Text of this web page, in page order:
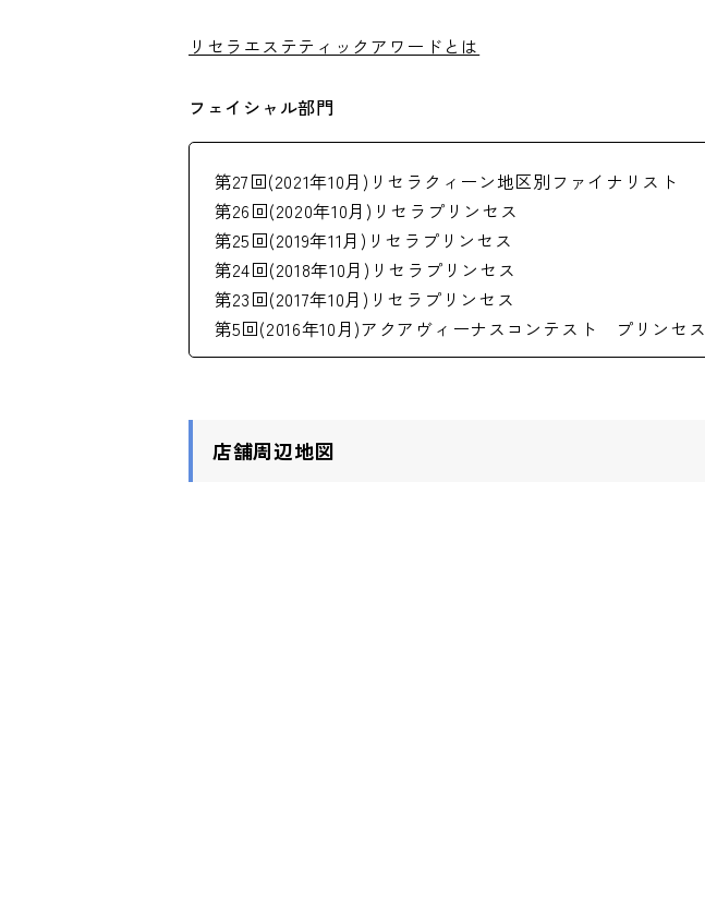
リセラエステティックアワードとは
フェイシャル部門
第27回(2021年10月)リセラクィーン地区別ファイナリスト
第26回(2020年10月)リセラプリンセス
第25回(2019年11月)リセラプリンセス
第24回(2018年10月)リセラプリンセス
第23回(2017年10月)リセラプリンセス
第5回(2016年10月)アクアヴィーナスコンテスト プリンセス
店舗周辺地図